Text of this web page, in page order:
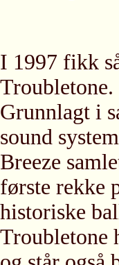
I 1997 fikk
Troubletone.
Grunnlagt i
sound
Breeze
første rekke
historiske
Troubletone